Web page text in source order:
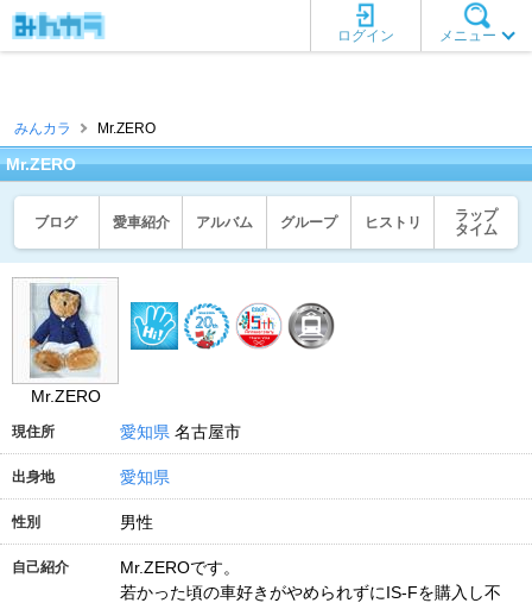
メニュー
ログイン
みんカラ Mr.ZERO
Mr.ZERO
ブログ 愛車紹介 アルバム グループ ヒストリ
ラップ
タイム
Mr.ZERO
現住所 愛知県 名古屋市
出身地 愛知県
性別 男性
自己紹介
Mr.ZEROです。
若かった頃の車好きがやめられずにIS-Fを購入し不